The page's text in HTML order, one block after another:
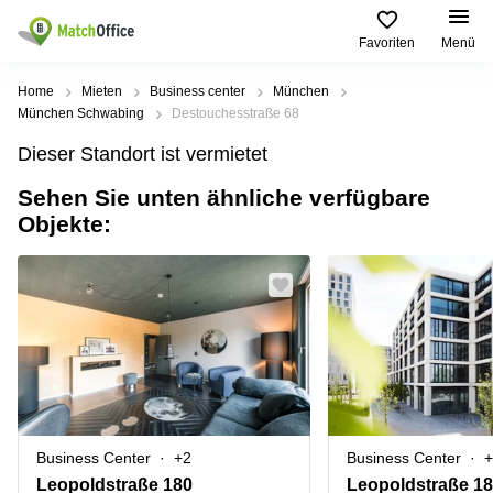
Favoriten Menü
Mieten / Vermieten
Produktseiten
Büro
mieten
Coworking
Seminarraum
Virtuelles
Büro
Beliebte
Städte
Büro
mieten
Geschäftsadresse
Hamburg
Geschäftsadresse
mieten
Düsseldorf
Geschäftsadresse
Stuttgart
Büro
Beliebte
Suchanfragen
Regus
Dortmund
Ruhrallee
Office Club
Ballindamm
3
Rahel-
Hirsch-
Straße
Hilfe
Über uns
Büro vermieten
Log-in
Home Mieten Business center
München
München Schwabing
Destouchesstraße 68
Dieser Standort ist vermietet
Sehen Sie unten ähnliche verfügbare
Objekte:
Business Center +2
Leopoldstraße 180
Business Center
Leopoldstraße